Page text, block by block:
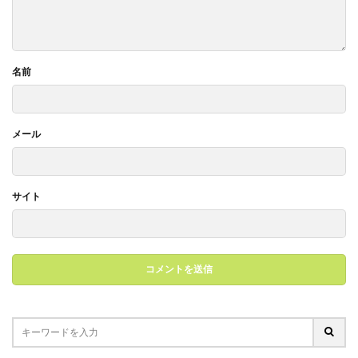
名前
メール
サイト